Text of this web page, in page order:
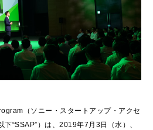
（ソニー・スタートアップ・アクセ
“SSAP”）は、2019年7月3日（水）、